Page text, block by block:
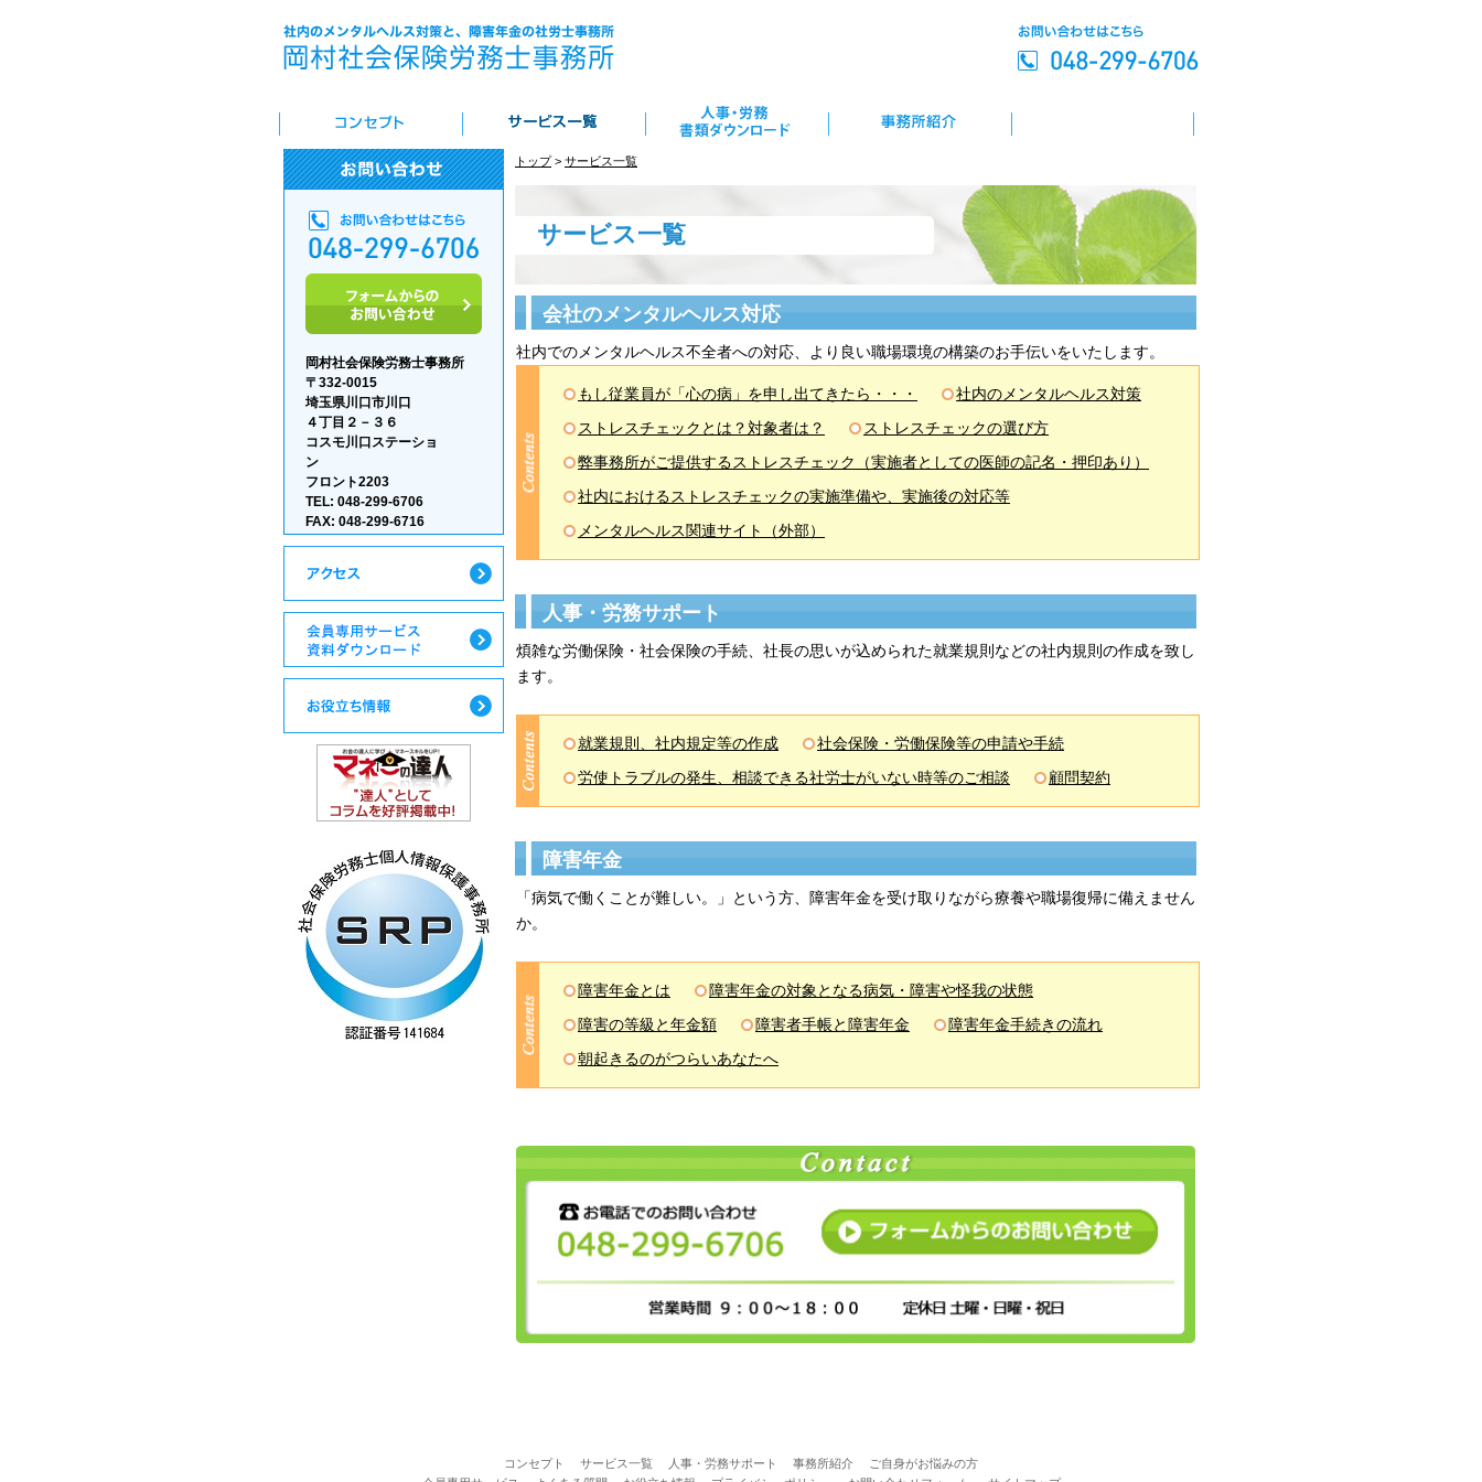
岡村社会保険労務士事務所
〒332-0015
埼玉県川口市川口
４丁目２－３６
コスモ川口ステーショ
ン
フロント2203
TEL: 048-299-6706
FAX: 048-299-6716
トップ> サービス一覧
サービス一覧
会社のメンタルヘルス対応
社内でのメンタルヘルス不全者への対応、より良い職場環境の構築のお手伝いをいたします。
もし従業員が「心の病」を申し出てきたら・・・
社内のメンタルヘルス対策
ストレスチェックとは？対象者は？
ストレスチェックの選び方
弊事務所がご提供するストレスチェック（実施者としての医師の記名・押印あり）
社内におけるストレスチェックの実施準備や、実施後の対応等
メンタルヘルス関連サイト（外部）
人事・労務サポート
煩雑な労働保険・社会保険の手続、社長の思いが込められた就業規則などの社内規則の作成を致し
ます。
就業規則、社内規定等の作成
社会保険・労働保険等の申請や手続
労使トラブルの発生、相談できる社労士がいない時等のご相談
顧問契約
障害年金
「病気で働くことが難しい。」という方、障害年金を受け取りながら療養や職場復帰に備えません
か。
障害年金とは
障害年金の対象となる病気・障害や怪我の状態
障害の等級と年金額
障害者手帳と障害年金
障害年金手続きの流れ
朝起きるのがつらいあなたへ
コンセプト サービス一覧 人事・労務サポート 事務所紹介
ご自身がお悩みの方